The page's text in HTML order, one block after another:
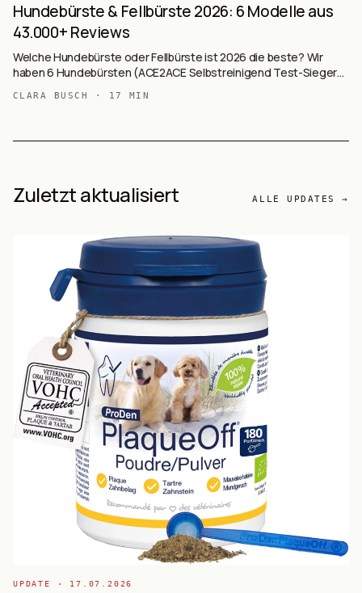
Hundebürste & Fellbürste 2026: 6 Modelle aus
43.000+ Reviews
Welche Hundebürste oder Fellbürste ist 2026 die beste? Wir
haben 6 Hundebürsten (ACE2ACE Selbstreinigend Test-Sieger
Unterfellbürste M-L für Doppelhaar, Dampfbürste mit Spray, Profi
CLARA BUSCH · 17 MIN
Zuletzt aktualisiert ALLE UPDATES →
UPDATE · 17.07.2026